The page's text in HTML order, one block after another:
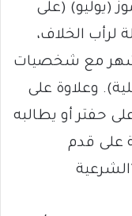
(يوليو) (على
لرأب الخلاف،
مع شخصيات
وعلاوة على
حفتر أو يطالبه
على قدم